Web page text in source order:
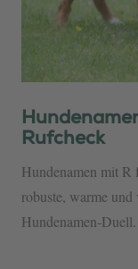
Rufcheck
Hundenamen mit
robuste, warme
Hundenamen-Duell.